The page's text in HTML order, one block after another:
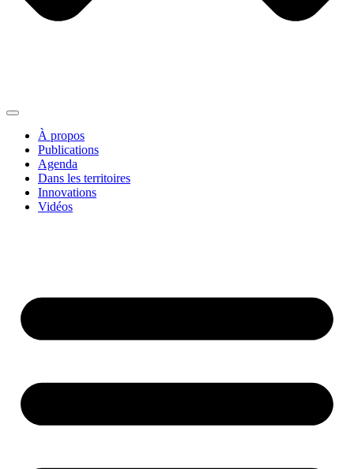
À propos
Publications
Agenda
Dans les territoires
Innovations
Vidéos